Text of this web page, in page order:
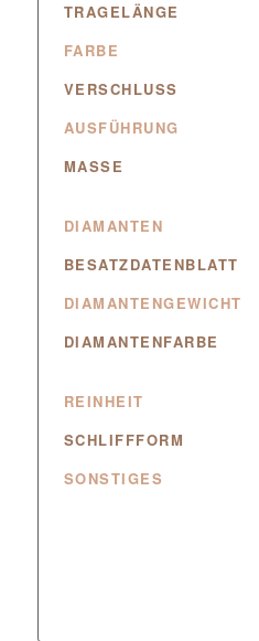
TRAGELÄNGE
FARBE
VERSCHLUSS
AUSFÜHRUNG
MASSE
DIAMANTEN
BESATZDATENBLATT
DIAMANTENGEWICHT
DIAMANTENFARBE
REINHEIT
SCHLIFFFORM
SONSTIGES